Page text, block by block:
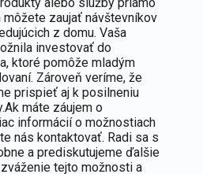
zaujať návštevníkov
z domu. Vaša
investovať do
ktoré pomôže mladým
Zároveň veríme, že
prispieť aj k posilneniu
máte záujem o
informácií o možnostiach
nás kontaktovať. Radi sa s
a prediskutujeme ďalšie
tejto možnosti a